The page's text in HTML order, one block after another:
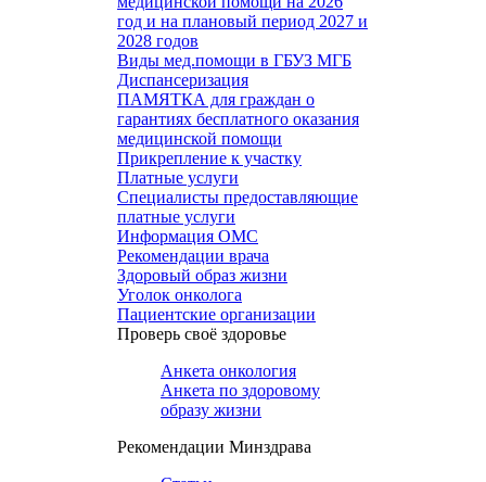
год и на плановый период 2027 и
2028 годов
Виды мед.помощи в ГБУЗ МГБ
Диспансеризация
ПАМЯТКА для граждан о
гарантиях бесплатного оказания
медицинской помощи
Прикрепление к участку
Платные услуги
Специалисты предоставляющие
платные услуги
Информация ОМС
Рекомендации врача
Здоровый образ жизни
Уголок онколога
Пациентские организации
Проверь своё здоровье
Анкета онкология
Анкета по здоровому
образу жизни
Рекомендации Минздрава